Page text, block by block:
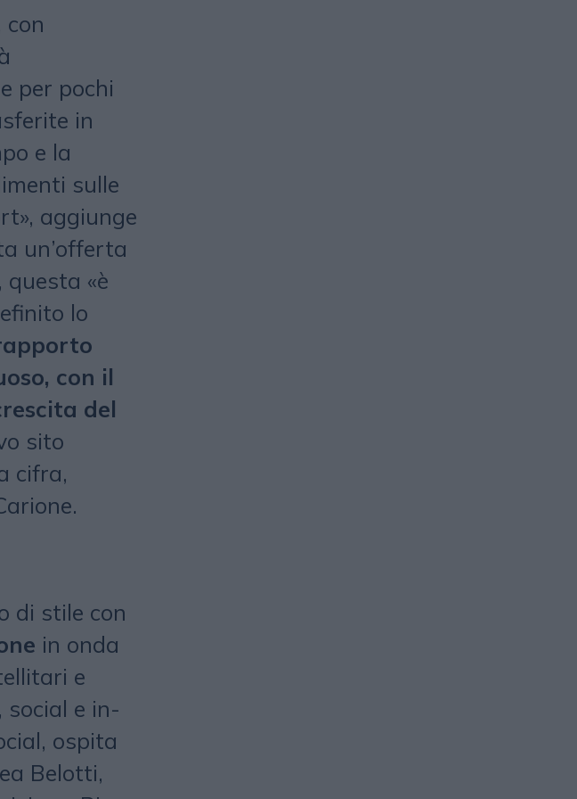
con
per pochi
in
e la
sulle
aggiunge
un’offerta
questa «è
lo
con il
del
sito
cifra,
di stile con
in onda
e
social e in-
ospita
Belotti,